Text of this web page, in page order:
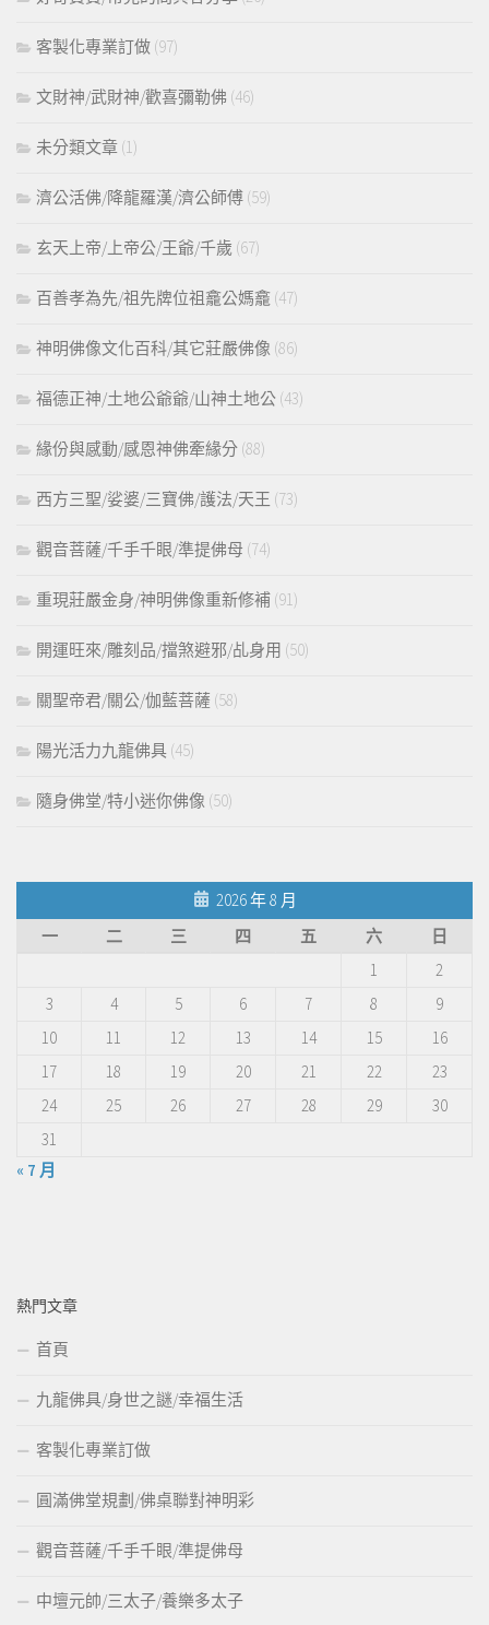
客製化專業訂做 (97)
文財神/武財神/歡喜彌勒佛 (46)
未分類文章 (1)
濟公活佛/降龍羅漢/濟公師傅 (59)
玄天上帝/上帝公/王爺/千歲 (67)
百善孝為先/祖先牌位祖龕公媽龕 (47)
神明佛像文化百科/其它莊嚴佛像 (86)
福德正神/土地公爺爺/山神土地公 (43)
緣份與感動/感恩神佛牽緣分 (88)
西方三聖/娑婆/三寶佛/護法/天王 (73)
觀音菩薩/千手千眼/準提佛母 (74)
重現莊嚴金身/神明佛像重新修補 (91)
開運旺來/雕刻品/擋煞避邪/乩身用 (50)
關聖帝君/關公/伽藍菩薩 (58)
陽光活力九龍佛具 (45)
隨身佛堂/特小迷你佛像 (50)
2026 年 8 月
一
二 三 四 五 六
日
1
2
3
4 5 6 7 8
9
10
11 12 13 14 15
16
17
18 19 20 21 22
23
24
25 26 27 28 29
30
31
« 7 月
熱門文章
首頁
九龍佛具/身世之謎/幸福生活
客製化專業訂做
圓滿佛堂規劃/佛桌聯對神明彩
觀音菩薩/千手千眼/準提佛母
中壇元帥/三太子/養樂多太子